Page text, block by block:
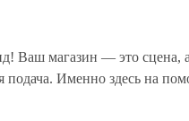
Ваш магазин — это сцена,
подача. Именно здесь на